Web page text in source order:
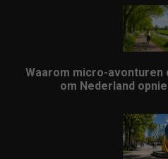
Waarom micro-
om Nederland